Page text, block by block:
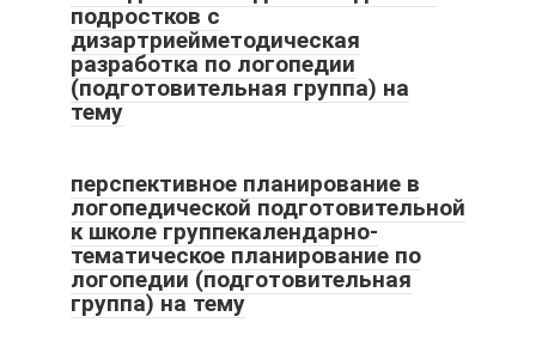
подростков с
дизартриейметодическая
разработка по логопедии
(подготовительная группа) на
тему
перспективное планирование в
логопедической подготовительной
к школе группекалендарно-
тематическое планирование по
логопедии (подготовительная
группа) на тему